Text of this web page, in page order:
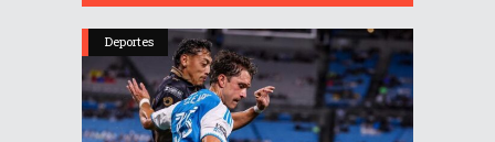
Deportes